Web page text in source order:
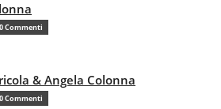
0 Commenti
& Angela Colonna
0 Commenti